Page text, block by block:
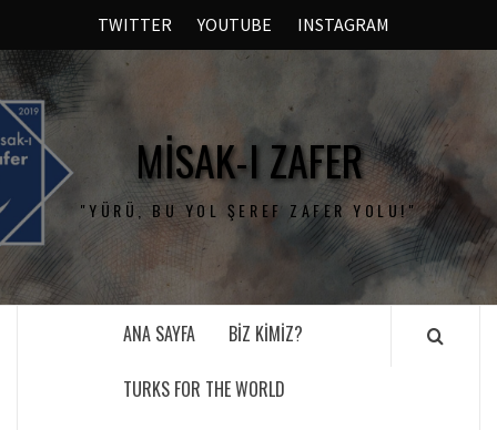
TWITTER YOUTUBE INSTAGRAM
MISAK-I ZAFER
"YÜRÜ, BU YOL ŞEREF ZAFER YOLU!"
ANA SAYFA BIZ KIMIZ?
TURKS FOR THE WORLD